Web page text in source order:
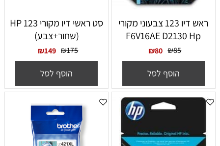
ראש דיו 123 צבעוני מקורי
F6V16AE D2130 Hp
₪85
₪80
הוסף לסל
סט ראשי דיו מקורי HP 123
(שחור+צבע)
₪175
₪149
הוסף לסל